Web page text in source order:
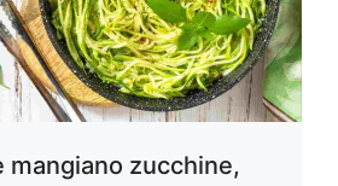
mangiano zucchine,